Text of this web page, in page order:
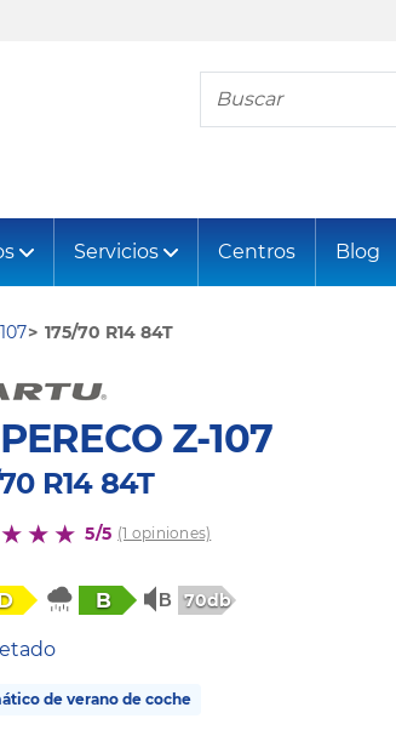
Busca tu neumático
Servicios Centros Blog
175/70 R14 84T
Z-107
R14 84T
5/5 (1 opiniones)
B 70db
de verano de coche